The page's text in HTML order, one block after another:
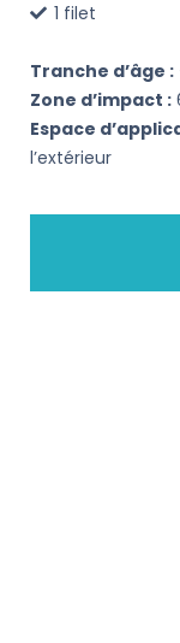
1 filet
Tranche d’âge :
Zone d’impact :
Espace
l’extérieur